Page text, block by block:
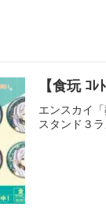
【食玩 ｺ
エンスカイ
スタンド３